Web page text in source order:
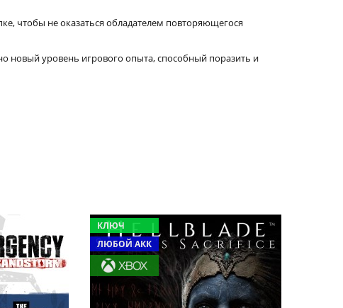
чтобы не оказаться обладателем повторяющегося
новый уровень игрового опыта, способный поразить и
КЛЮЧ
ЛЮБОЙ АКК